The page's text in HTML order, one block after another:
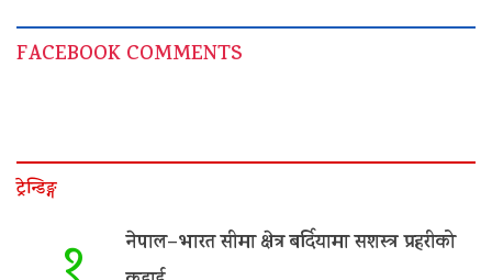
FACEBOOK COMMENTS
ट्रेन्डिङ्ग
नेपाल–भारत सीमा क्षेत्र बर्दियामा सशस्त्र प्रहरीको